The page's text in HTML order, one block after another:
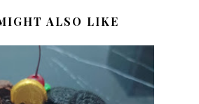
ALSO LIKE